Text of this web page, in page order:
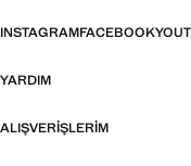
INSTAGRAMFACEBOOK
YARDIM
ALIŞVERIŞLERIM